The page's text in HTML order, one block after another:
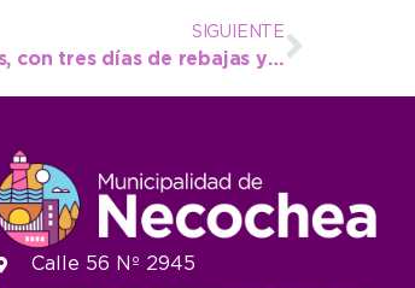
SIGUIENTE
Se lanzó el programa NecoDescuentos, con tres días de rebajas y promociones en comercios locales
Calle 56 Nº 2945